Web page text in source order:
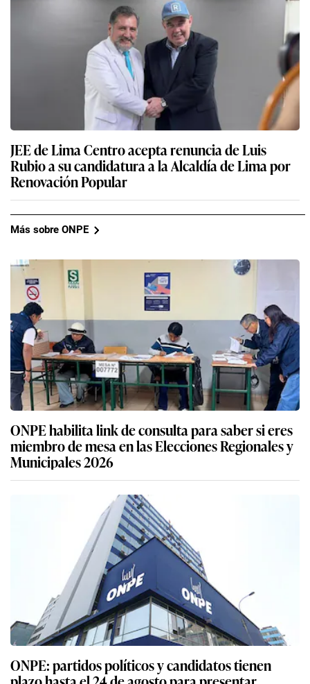
JEE de Lima Centro acepta renuncia de Luis
Rubio a su candidatura a la Alcaldía de Lima por
Renovación Popular
Más sobre ONPE
ONPE habilita link de consulta para saber si eres
miembro de mesa en las Elecciones Regionales y
Municipales 2026
ONPE: partidos políticos y candidatos tienen